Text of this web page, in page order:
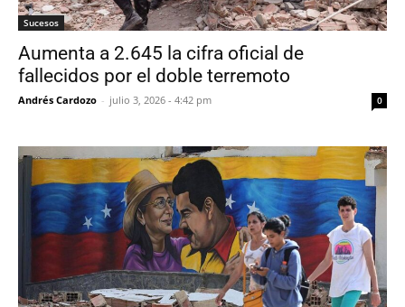
Sucesos
Aumenta a 2.645 la cifra oficial de
fallecidos por el doble terremoto
Andrés Cardozo - julio 3, 2026 - 4:42 pm 0